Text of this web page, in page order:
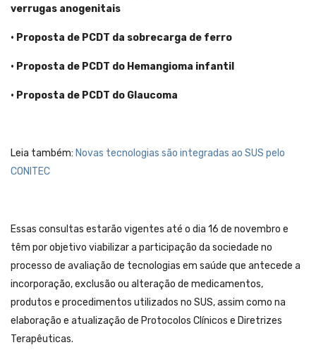
verrugas anogenitais
• Proposta de PCDT da sobrecarga de ferro
• Proposta de PCDT do Hemangioma infantil
• Proposta de PCDT do Glaucoma
Leia também: Novas tecnologias são integradas ao SUS pelo
CONITEC
Essas consultas estarão vigentes até o dia 16 de novembro e
têm por objetivo viabilizar a participação da sociedade no
processo de avaliação de tecnologias em saúde que antecede a
incorporação, exclusão ou alteração de medicamentos,
produtos e procedimentos utilizados no SUS, assim como na
elaboração e atualização de Protocolos Clínicos e Diretrizes
Terapêuticas.